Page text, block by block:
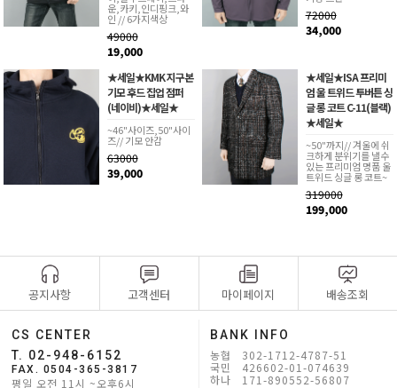
운,카키,인디핑크,와
인 // 6가지색상
49000
19,000
72000
34,000
★세일★KMK 지구본
기모 후드 집업 점퍼
(네이비)★세일★
~46"사이즈,50"사이
즈// 기모 안감
63000
39,000
★세일★ISA 프리미
엄 울 트위드 투버튼 싱
글 롱 코트 C-11(블랙)
★세일★
~50"까지// 겨울에 쉬
크하게 분위기를 낼수
있는 프리미엄 명품 울
트위드 싱글 롱 코트~
319000
199,000
공지사항 고객센터 마이페이지 배송조회
CS CENTER
T. 02-948-6152
FAX. 0504-365-3817
평일 오전 11시 ~오후6시
BANK INFO
농협 302-1712-4787-51
국민 426602-01-074639
하나 171-890552-56807